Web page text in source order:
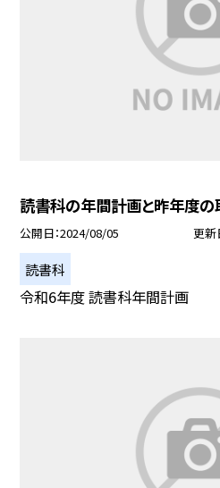
読書科の年間計画と昨年度の
公開日 2024/08/05 更新
読書科
令和6年度 読書科年間計画